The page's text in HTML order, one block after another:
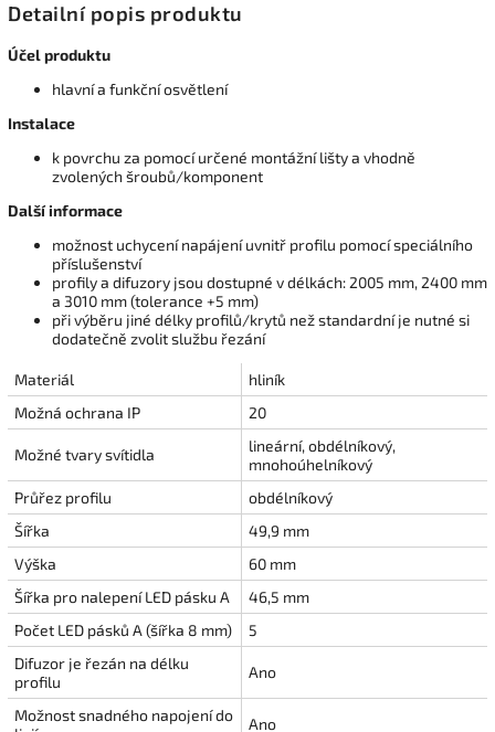
Detailní popis produktu
Účel produktu
hlavní a funkční osvětlení
Instalace
k povrchu za pomocí určené montážní lišty a vhodně
zvolených šroubů/komponent
Další informace
možnost uchycení napájení uvnitř profilu pomocí speciálního
příslušenství
profily a difuzory jsou dostupné v délkách: 2005 mm, 2400 mm
a 3010 mm (tolerance +5 mm)
při výběru jiné délky profilů/krytů než standardní je nutné si
dodatečně zvolit službu řezání
Materiál
hliník
Možná ochrana IP
20
Možné tvary svítidla
lineární, obdélníkový,
mnohoúhelníkový
Průřez profilu
obdélníkový
Šířka
49,9 mm
Výška
60 mm
Šířka pro nalepení LED pásku A
46,5 mm
Počet LED pásků A (šířka 8 mm)
5
Difuzor je řezán na délku
profilu
Ano
Možnost snadného napojení do
Ano